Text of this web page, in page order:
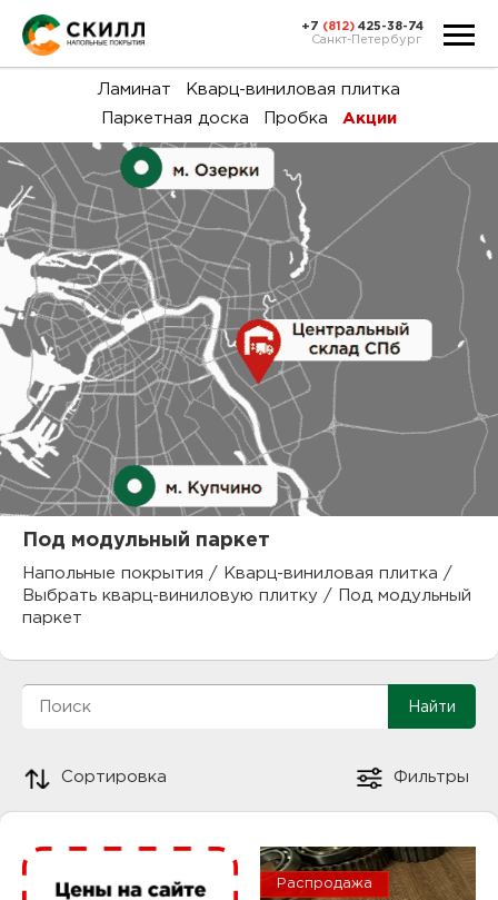
и
+7 (812) 425-38-74
Санкт-Петербург
Ламинат
Кварц-виниловая плитка
Паркетная доска
Пробка Акции
Под модульный паркет
Напольные покрытия / Кварц-виниловая плитка /
Выбрать кварц-виниловую плитку /
Под модульный
паркет
Сортировка Фильтры
Распродажа